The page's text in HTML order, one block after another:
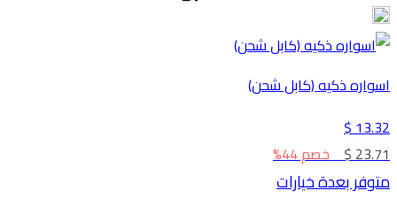
اسواره ذكيه (كابل شحن)
13.32 $
23.71 $ خصم 44%
متوفر بعدة خيارات